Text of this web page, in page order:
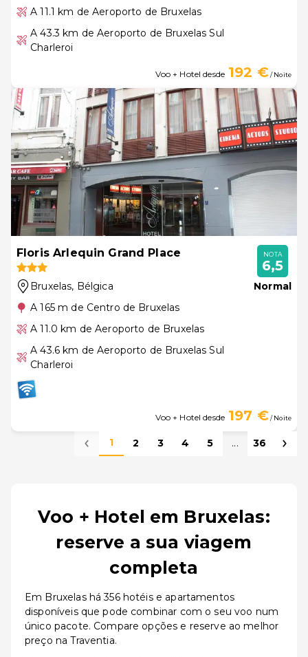
A 11.1 km de Aeroporto de Bruxelas
A 43.3 km de Aeroporto de Bruxelas Sul
Charleroi
Voo + Hotel desde 192 €/ Noite
Floris Arlequin Grand Place
Bruxelas, Bélgica
A 165 m de Centro de Bruxelas
A 11.0 km de Aeroporto de Bruxelas
A 43.6 km de Aeroporto de Bruxelas Sul
Charleroi
NOTA
6,5
Normal
Voo + Hotel desde 197 €/ Noite
1 2 3 4 5 ... 36
Voo + Hotel em Bruxelas:
reserve a sua viagem
completa
Em Bruxelas há 356 hotéis e apartamentos
disponíveis que pode combinar com o seu voo num
único pacote. Compare opções e reserve ao melhor
preço na Traventia.